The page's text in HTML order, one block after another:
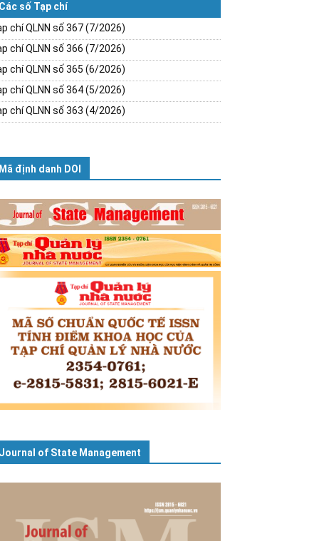
Các số Tạp chí
chí QLNN số 367 (7/2026)
chí QLNN số 366 (7/2026)
chí QLNN số 365 (6/2026)
chí QLNN số 364 (5/2026)
chí QLNN số 363 (4/2026)
Mã định danh DOI
Journal of State Management